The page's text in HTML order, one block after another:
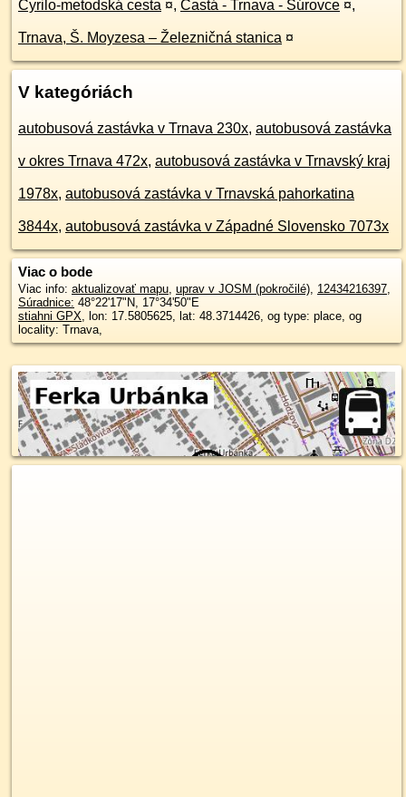
Cyrilo-metodská cesta ¤, Častá - Trnava - Šúrovce ¤,
Trnava, Š. Moyzesa – Železničná stanica ¤
V kategóriách
autobusová zastávka v Trnava 230x, autobusová zastávka
v okres Trnava 472x, autobusová zastávka v Trnavský kraj
1978x, autobusová zastávka v Trnavská pahorkatina
3844x, autobusová zastávka v Západné Slovensko 7073x
Viac o bode
Viac info: aktualizovať mapu, uprav v JOSM (pokročilé), 12434216397,
Súradnice: 48°22'17"N, 17°34'50"E
stiahni GPX, lon: 17.5805625, lat: 48.3714426, og type: place, og
locality: Trnava,